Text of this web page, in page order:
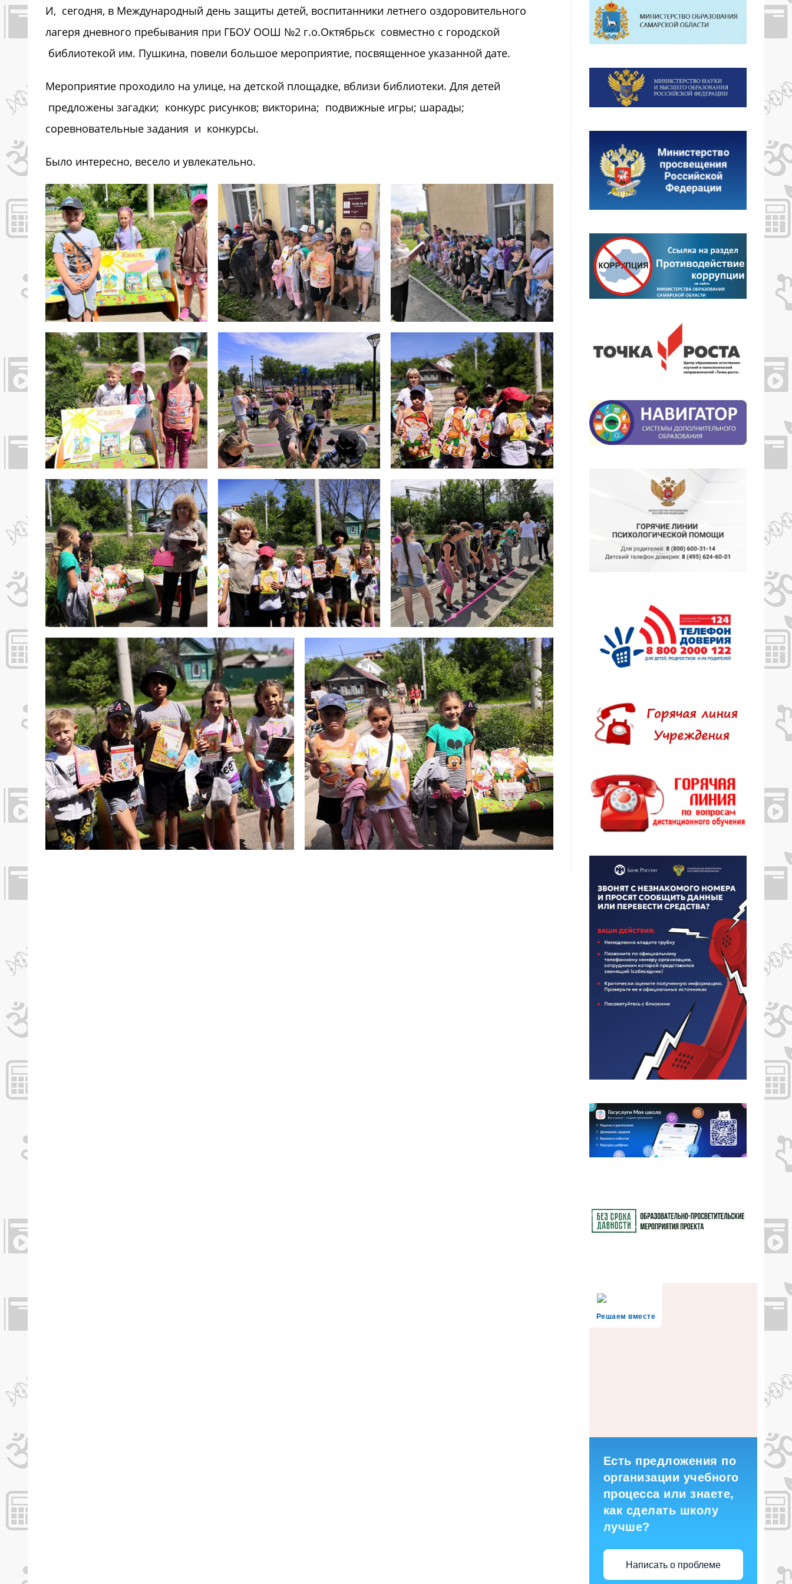
И, сегодня, в Международный день защиты детей, воспитанники летнего оздоровительного
лагеря дневного пребывания при ГБОУ ООШ №2 г.о.Октябрьск совместно с городской
библиотекой им. Пушкина, повели большое мероприятие, посвященное указанной дате.
Мероприятие проходило на улице, на детской площадке, вблизи библиотеки. Для детей
предложены загадки; конкурс рисунков; викторина; подвижные игры; шарады;
соревновательные задания и конкурсы.
Было интересно, весело и увлекательно.
Решаем вместе
Есть предложения по
организации учебного
процесса или знаете,
как сделать школу
лучше?
Написать о проблеме